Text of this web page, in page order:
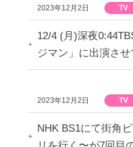
2023年12月2日 TV
12/4 (月)深夜
ジマン」に出演させ
2023年12月2日 TV
NHK BS1にて街角